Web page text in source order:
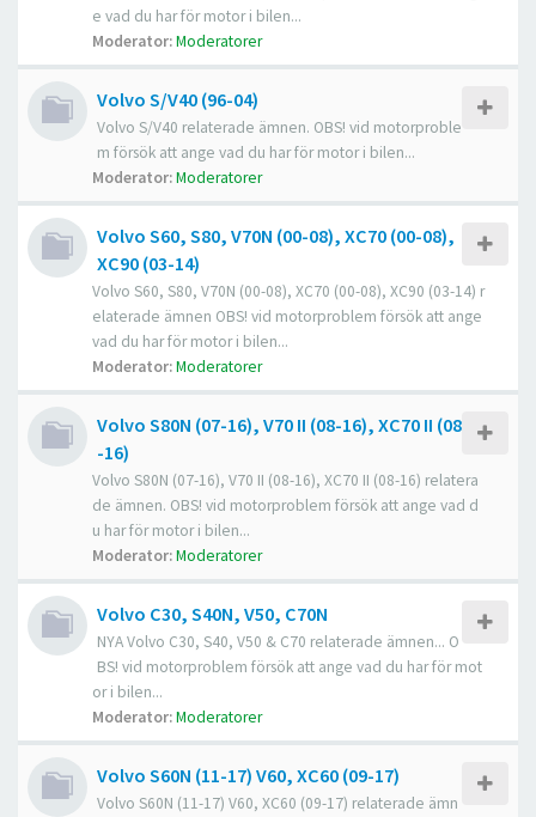
e vad du har för motor i bilen...
Moderator:Moderatorer
Volvo S/V40 (96-04)
Volvo S/V40 relaterade ämnen. OBS! vid motorproble
m försök att ange vad du har för motor i bilen...
Moderator:Moderatorer
Volvo S60, S80, V70N (00-08), XC70 (00-08),
XC90 (03-14)
Volvo S60, S80, V70N (00-08), XC70 (00-08), XC90 (03-14) r
elaterade ämnen OBS! vid motorproblem försök att ange
vad du har för motor i bilen...
Moderator:Moderatorer
Volvo S80N (07-16), V70 II (08-16), XC70 II (08
-16)
Volvo S80N (07-16), V70 II (08-16), XC70 II (08-16) relatera
de ämnen. OBS! vid motorproblem försök att ange vad d
u har för motor i bilen...
Moderator:Moderatorer
Volvo C30, S40N, V50, C70N
NYA Volvo C30, S40, V50 & C70 relaterade ämnen... O
BS! vid motorproblem försök att ange vad du har för mot
or i bilen...
Moderator:Moderatorer
Volvo S60N (11-17) V60, XC60 (09-17)
Volvo S60N (11-17) V60, XC60 (09-17) relaterade ämn